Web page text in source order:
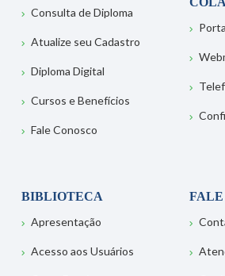
Consulta de Diploma
Atualize seu Cadastro
Diploma Digital
Cursos e Benefícios
Fale Conosco
BIBLIOTECA
Apresentação
Acesso aos Usuários
FALE